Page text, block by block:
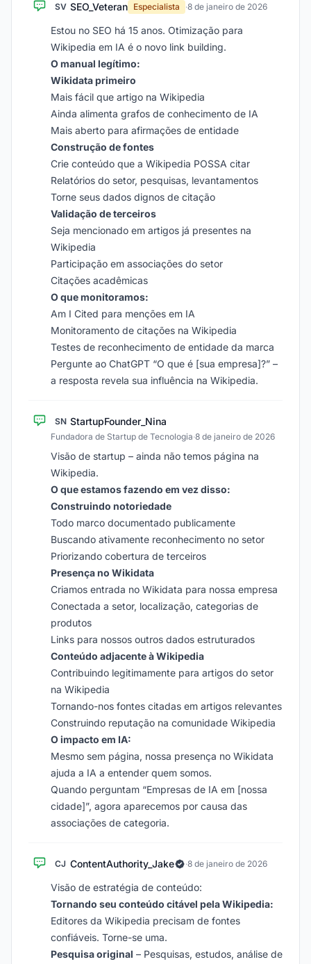
SV SEO_Veteran Especialista ·8 de janeiro de 2026
Estou no SEO há 15 anos. Otimização para
Wikipedia em IA é o novo link building.
O manual legítimo:
Wikidata primeiro
Mais fácil que artigo na Wikipedia
Ainda alimenta grafos de conhecimento de IA
Mais aberto para afirmações de entidade
Construção de fontes
Crie conteúdo que a Wikipedia POSSA citar
Relatórios do setor, pesquisas, levantamentos
Torne seus dados dignos de citação
Validação de terceiros
Seja mencionado em artigos já presentes na
Wikipedia
Participação em associações do setor
Citações acadêmicas
O que monitoramos:
Am I Cited para menções em IA
Monitoramento de citações na Wikipedia
Testes de reconhecimento de entidade da marca
Pergunte ao ChatGPT “O que é [sua empresa]?” –
a resposta revela sua influência na Wikipedia.
SN StartupFounder_Nina
Fundadora de Startup de Tecnologia·8 de janeiro de 2026
Visão de startup – ainda não temos página na
Wikipedia.
O que estamos fazendo em vez disso:
Construindo notoriedade
Todo marco documentado publicamente
Buscando ativamente reconhecimento no setor
Priorizando cobertura de terceiros
Presença no Wikidata
Criamos entrada no Wikidata para nossa empresa
Conectada a setor, localização, categorias de
produtos
Links para nossos outros dados estruturados
Conteúdo adjacente à Wikipedia
Contribuindo legitimamente para artigos do setor
na Wikipedia
Tornando-nos fontes citadas em artigos relevantes
Construindo reputação na comunidade Wikipedia
O impacto em IA:
Mesmo sem página, nossa presença no Wikidata
ajuda a IA a entender quem somos.
Quando perguntam “Empresas de IA em [nossa
cidade]”, agora aparecemos por causa das
associações de categoria.
CJ ContentAuthority_Jake ·8 de janeiro de 2026
Visão de estratégia de conteúdo:
Tornando seu conteúdo citável pela Wikipedia:
Editores da Wikipedia precisam de fontes
confiáveis. Torne-se uma.
Pesquisa original – Pesquisas, estudos, análise de